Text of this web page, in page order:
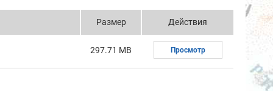
Размер Действия
297.71 MB Просмотр